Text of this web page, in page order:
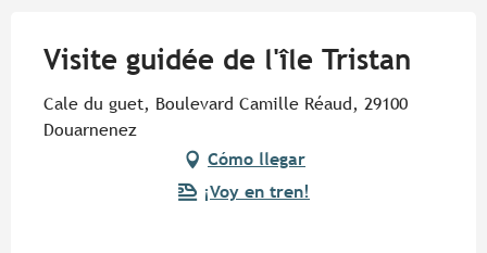
Visite guidée de l'île Tristan
Cale du guet, Boulevard Camille Réaud, 29100
Douarnenez
Cómo llegar
¡Voy en tren!